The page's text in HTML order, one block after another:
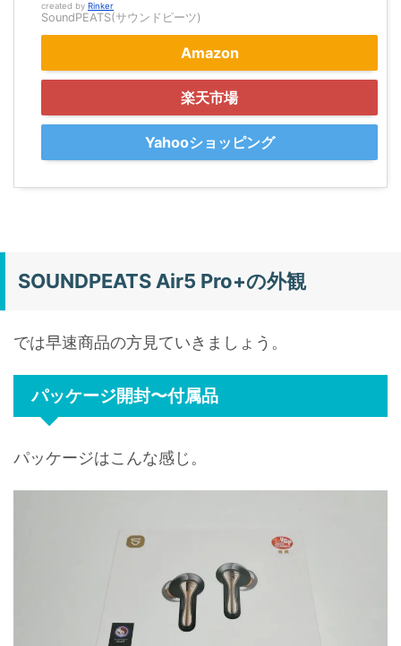
created by Rinker
SoundPEATS(サウンドピーツ)
Amazon
楽天市場
Yahooショッピング
SOUNDPEATS Air5 Pro+の外観
では早速商品の方見ていきましょう。
パッケージ開封〜付属品
パッケージはこんな感じ。